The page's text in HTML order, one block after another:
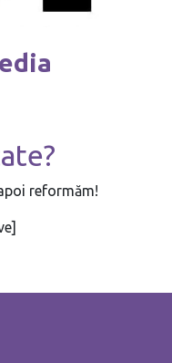
reformăm!